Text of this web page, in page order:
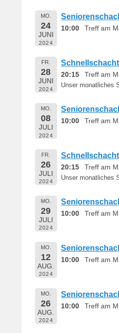
MO.
24
JUNI
2024
10:00 Treff am
FR.
28
JUNI
2024
20:15 Treff am
Unser monatliches
MO.
08
JULI
2024
10:00 Treff am
FR.
26
JULI
2024
20:15 Treff am
Unser monatliches
MO.
29
JULI
2024
10:00 Treff am
MO.
12
AUG.
2024
10:00 Treff am
MO.
26
AUG.
2024
10:00 Treff am